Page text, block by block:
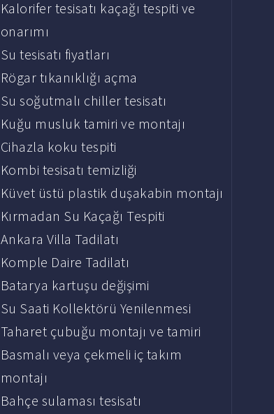
Kalorifer tesisatı kaçağı tespiti ve
onarımı
Su tesisatı fiyatları
Rögar tıkanıklığı açma
Su soğutmalı chiller tesisatı
Kuğu musluk tamiri ve montajı
Cihazla koku tespiti
Kombi tesisatı temizliği
Küvet üstü plastik duşakabin montajı
Kırmadan Su Kaçağı Tespiti
Ankara Villa Tadilatı
Komple Daire Tadilatı
Batarya kartuşu değişimi
Su Saati Kollektörü Yenilenmesi
Taharet çubuğu montajı ve tamiri
Basmalı veya çekmeli iç takım
montajı
Bahçe sulaması tesisatı